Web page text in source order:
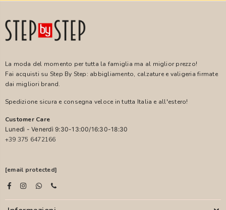
La moda del momento per tutta la famiglia ma al miglior prezzo!
Fai acquisti su Step By Step: abbigliamento, calzature e valigeria firmate
dai migliori brand.
Spedizione sicura e consegna veloce in tutta Italia e all'estero!
Customer Care
Lunedì - Venerdì 9:30-13:00/16:30-18:30
+39 375 6472166
[email protected]